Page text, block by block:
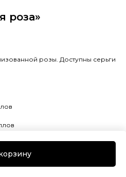
роза»
розы. Доступны серьги